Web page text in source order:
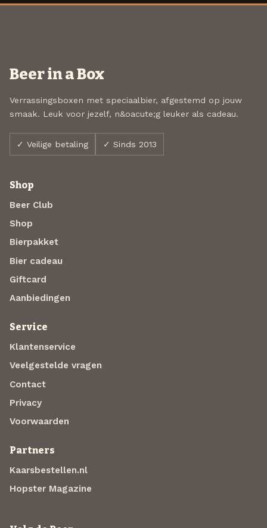
Beer in a Box
Verrassingsboxen met speciaalbier, afgestemd op jouw
smaak. Leuk voor jezelf, n&oacute;g leuker als cadeau.
✓ Veilige betaling ✓ Sinds 2013
Shop
Beer Club
Shop
Bierpakket
Bier cadeau
Giftcard
Aanbiedingen
Service
Klantenservice
Veelgestelde vragen
Contact
Privacy
Voorwaarden
Partners
Kaarsbestellen.nl
Hopster Magazine